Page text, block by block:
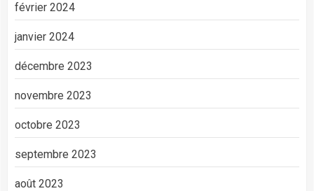
février 2024
janvier 2024
décembre 2023
novembre 2023
octobre 2023
septembre 2023
août 2023